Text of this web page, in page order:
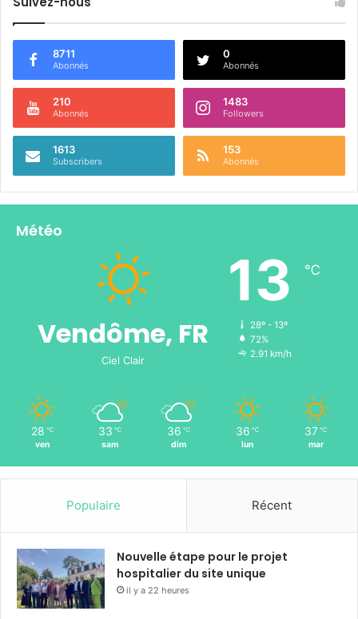
8711
Abonnés
0
Abonnés
210
Abonnés
1483
Followers
1613
Subscribers
153
Abonnés
Météo
Vendôme, FR
Ciel Clair
13 ℃
28º - 13º
72%
2.91 km/h
28 ℃
ven
33 ℃
sam
36 ℃
dim
36 ℃
lun
37 ℃
mar
Populaire Récent
Nouvelle étape pour le projet
hospitalier du site unique
il y a 22 heures